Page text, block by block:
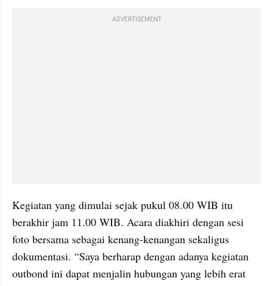
ADVERTISEMENT
Kegiatan yang dimulai sejak pukul 08.00 WIB itu
berakhir jam 11.00 WIB. Acara diakhiri dengan sesi
foto bersama sebagai kenang-kenangan sekaligus
dokumentasi. “Saya berharap dengan adanya kegiatan
outbond ini dapat menjalin hubungan yang lebih erat